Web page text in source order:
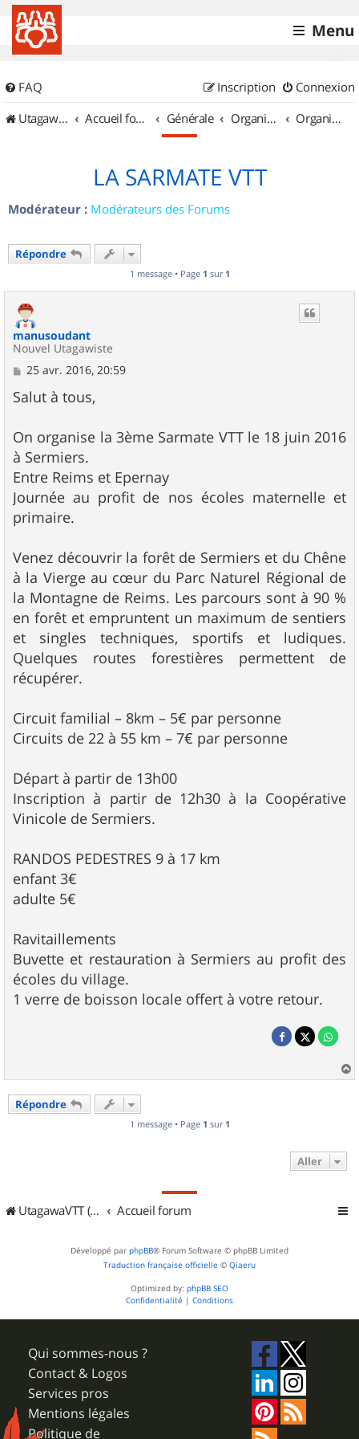
Menu
FAQ Connexion
Inscription
UtagawaVTT (Randos VTT et VTTAE avec traces GPS)
Accueil forum Générale Organisation de sorties & Recherche de partenaires Organisation de sorties en région Champagne Ardenne
LA SARMATE VTT
Modérateur : Modérateurs des Forums
Répondre
1 message • Page 1 sur 1
manusoudant
Nouvel Utagawiste
M
s
s
g
e
25 avr. 2016, 20:59
Salut à tous,
On organise la 3ème Sarmate VTT le 18 juin 2016
à Sermiers.
Entre Reims et Epernay
Journée au profit de nos écoles maternelle et
primaire.
Venez découvrir la forêt de Sermiers et du Chêne
à la Vierge au cœur du Parc Naturel Régional de
la Montagne de Reims. Les parcours sont à 90 %
en forêt et empruntent un maximum de sentiers
et singles techniques, sportifs et ludiques.
Quelques routes forestières permettent de
récupérer.
Circuit familial – 8km – 5€ par personne
Circuits de 22 à 55 km – 7€ par personne
Départ à partir de 13h00
Inscription à partir de 12h30 à la Coopérative
Vinicole de Sermiers.
RANDOS PEDESTRES 9 à 17 km
enfant 3€
adulte 5€
Ravitaillements
Buvette et restauration à Sermiers au profit des
écoles du village.
1 verre de boisson locale offert à votre retour.
a
Répondre
1 message • Page 1 sur 1
Aller
UtagawaVTT (Randos VTT et VTTAE avec traces GPS) Accueil forum
Développé par phpBB® Forum Software © phpBB Limited
Traduction française officielle © Qiaeru
Optimized by: phpBB SEO
Confidentialité | Conditions
Qui sommes-nous ?
Contact & Logos
Services pros
Mentions légales
Politique de